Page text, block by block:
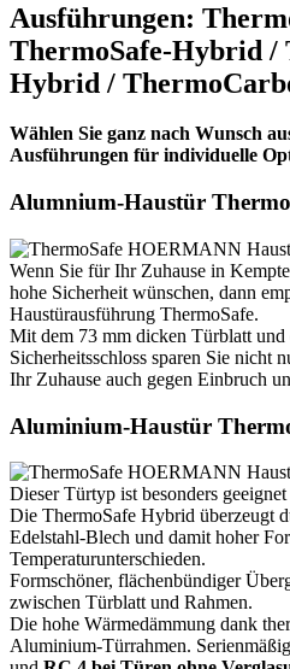
Ausführungen:
ThermoSafe-Hybrid /
Hybrid /
Wählen Sie ganz nach Wunsch
Ausführungen für individuelle
Alumnium-Haustür
Wenn Sie für Ihr Zuhause in
hohe Sicherheit wünschen, dann
Haustürausführung ThermoSafe.
Mit dem 73 mm dicken Türblatt und
Sicherheitsschloss sparen Sie nicht
Ihr Zuhause auch gegen Einbruch
Aluminium-Haustür
Dieser Türtyp ist besonders
Die ThermoSafe Hybrid überzeugt
Edelstahl-Blech und damit hoher
Temperaturunterschieden.
Formschöner, flächenbündiger
zwischen Türblatt und Rahmen.
Die hohe Wärmedämmung dank
Aluminium-Türrahmen.